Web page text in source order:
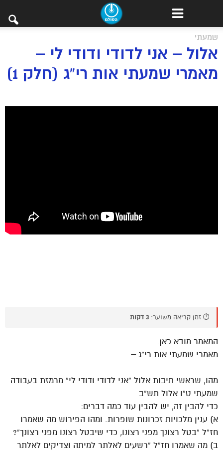
שמעתי
אלול – אני לדודי ודודי לי –
מאמרי שמעתי אות רי”ג (חלק 1)
⏱️ זמן קריאה משוער: 3 דקות
המאמר מובא כאן:
מאמרי שמעתי אות רי”ג –
מהו, שראשי תיבות אלול “אני לדודי ודודי לי” מרמזת בעבודה
שמעתי ט”ו אלול תש”ב
כדי להבין זה, יש להבין עוד כמה דברים:
א) ענין מלכויות זכרונות שופרות. ומהו הפירוש מה שאמרו
חז”ל “בטל רצונך מפני רצונו, כדי שיבטל רצונו מפני רצונך”?
ב) מה שאמרו חז”ל “רשעים לאלתר למיתה וצדיקים לאלתר